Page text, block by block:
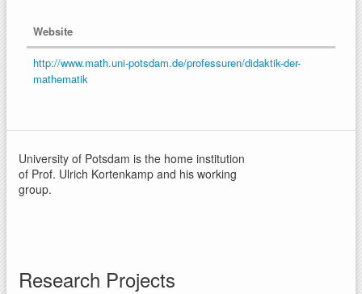
Website
http://www.math.uni-potsdam.de/professuren/didaktik-der-
mathematik
University of Potsdam is the home institution
of Prof. Ulrich Kortenkamp and his working
group.
Research Projects